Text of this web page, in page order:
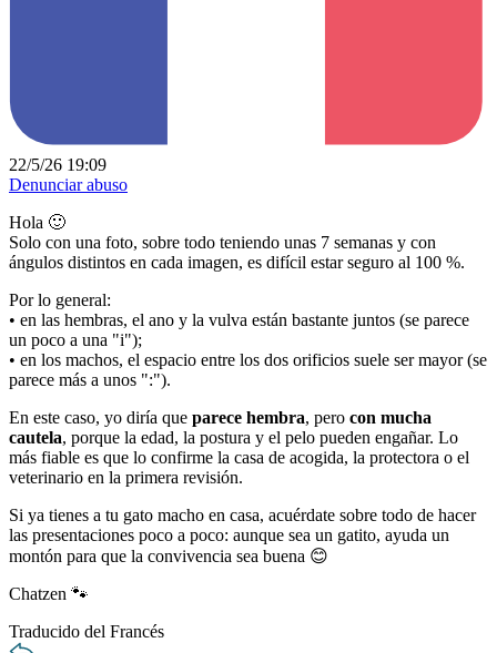
22/5/26 19:09
Denunciar abuso
Hola 🙂
Solo con una foto, sobre todo teniendo unas 7 semanas y con
ángulos distintos en cada imagen, es difícil estar seguro al 100 %.
Por lo general:
• en las hembras, el ano y la vulva están bastante juntos (se parece
un poco a una "i");
• en los machos, el espacio entre los dos orificios suele ser mayor (se
parece más a unos ":").
En este caso, yo diría que parece hembra, pero con mucha
cautela, porque la edad, la postura y el pelo pueden engañar. Lo
más fiable es que lo confirme la casa de acogida, la protectora o el
veterinario en la primera revisión.
Si ya tienes a tu gato macho en casa, acuérdate sobre todo de hacer
las presentaciones poco a poco: aunque sea un gatito, ayuda un
montón para que la convivencia sea buena 😊
Chatzen 🐾
Traducido del Francés